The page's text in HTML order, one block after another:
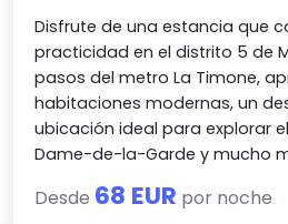
Disfrute de una estancia que
practicidad en el distrito 5 de
pasos del metro La Timone,
habitaciones modernas, un
ubicación ideal para explorar
Dame-de-la-Garde y mucho
Desde 68 EUR por noche